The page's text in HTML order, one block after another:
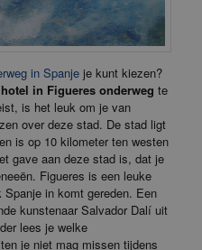
in Spanje je kunt kiezen?
hotel in Figueres onderweg te
is het leuk om je van
over deze stad. De stad ligt
is op 10 kilometer ten westen
gave aan deze stad is, dat je
Figueres is een leuke
in komt gereden. Een
kunstenaar Salvador Dalí uit
lees je welke
je niet mag missen tijdens